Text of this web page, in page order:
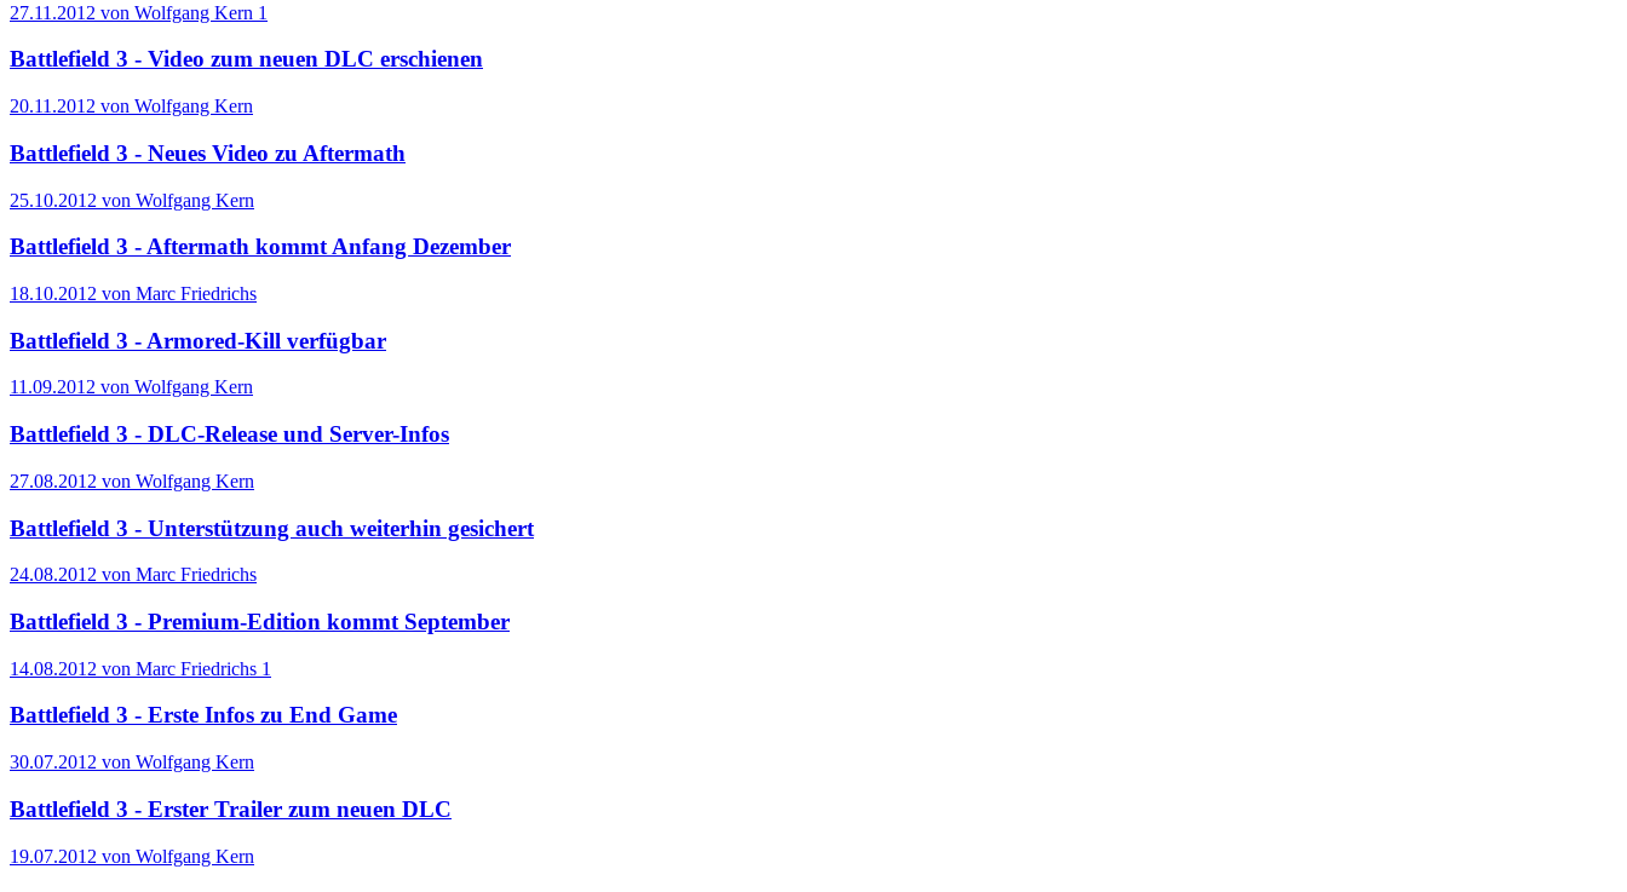
27.11.2012 von Wolfgang Kern 1
Battlefield 3 - Video zum neuen DLC erschienen
20.11.2012 von Wolfgang Kern
Battlefield 3 - Neues Video zu Aftermath
25.10.2012 von Wolfgang Kern
Battlefield 3 - Aftermath kommt Anfang Dezember
18.10.2012 von Marc Friedrichs
Battlefield 3 - Armored-Kill verfügbar
11.09.2012 von Wolfgang Kern
Battlefield 3 - DLC-Release und Server-Infos
27.08.2012 von Wolfgang Kern
Battlefield 3 - Unterstützung auch weiterhin gesichert
24.08.2012 von Marc Friedrichs
Battlefield 3 - Premium-Edition kommt September
14.08.2012 von Marc Friedrichs 1
Battlefield 3 - Erste Infos zu End Game
30.07.2012 von Wolfgang Kern
Battlefield 3 - Erster Trailer zum neuen DLC
19.07.2012 von Wolfgang Kern